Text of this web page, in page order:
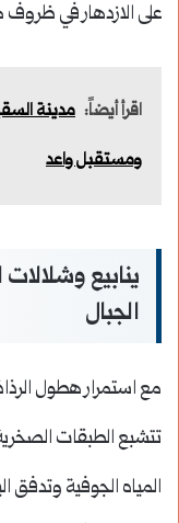
على الازدهار في ظروف
اقرأ أيضاً: مدينة
ومستقبل واعد
ينابيع
الجبال
مع استمرار هطول
تتشبع الطبقات
المياه الجوفية وتدفق